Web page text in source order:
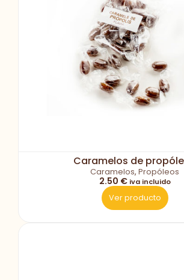
Caramelos de
Caramelos, Propóleos
2.50 € iva incluido
Ver producto